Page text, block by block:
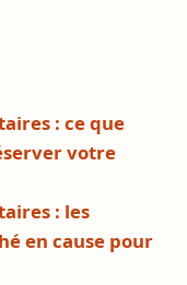
: ce que
votre
: les
en cause pour